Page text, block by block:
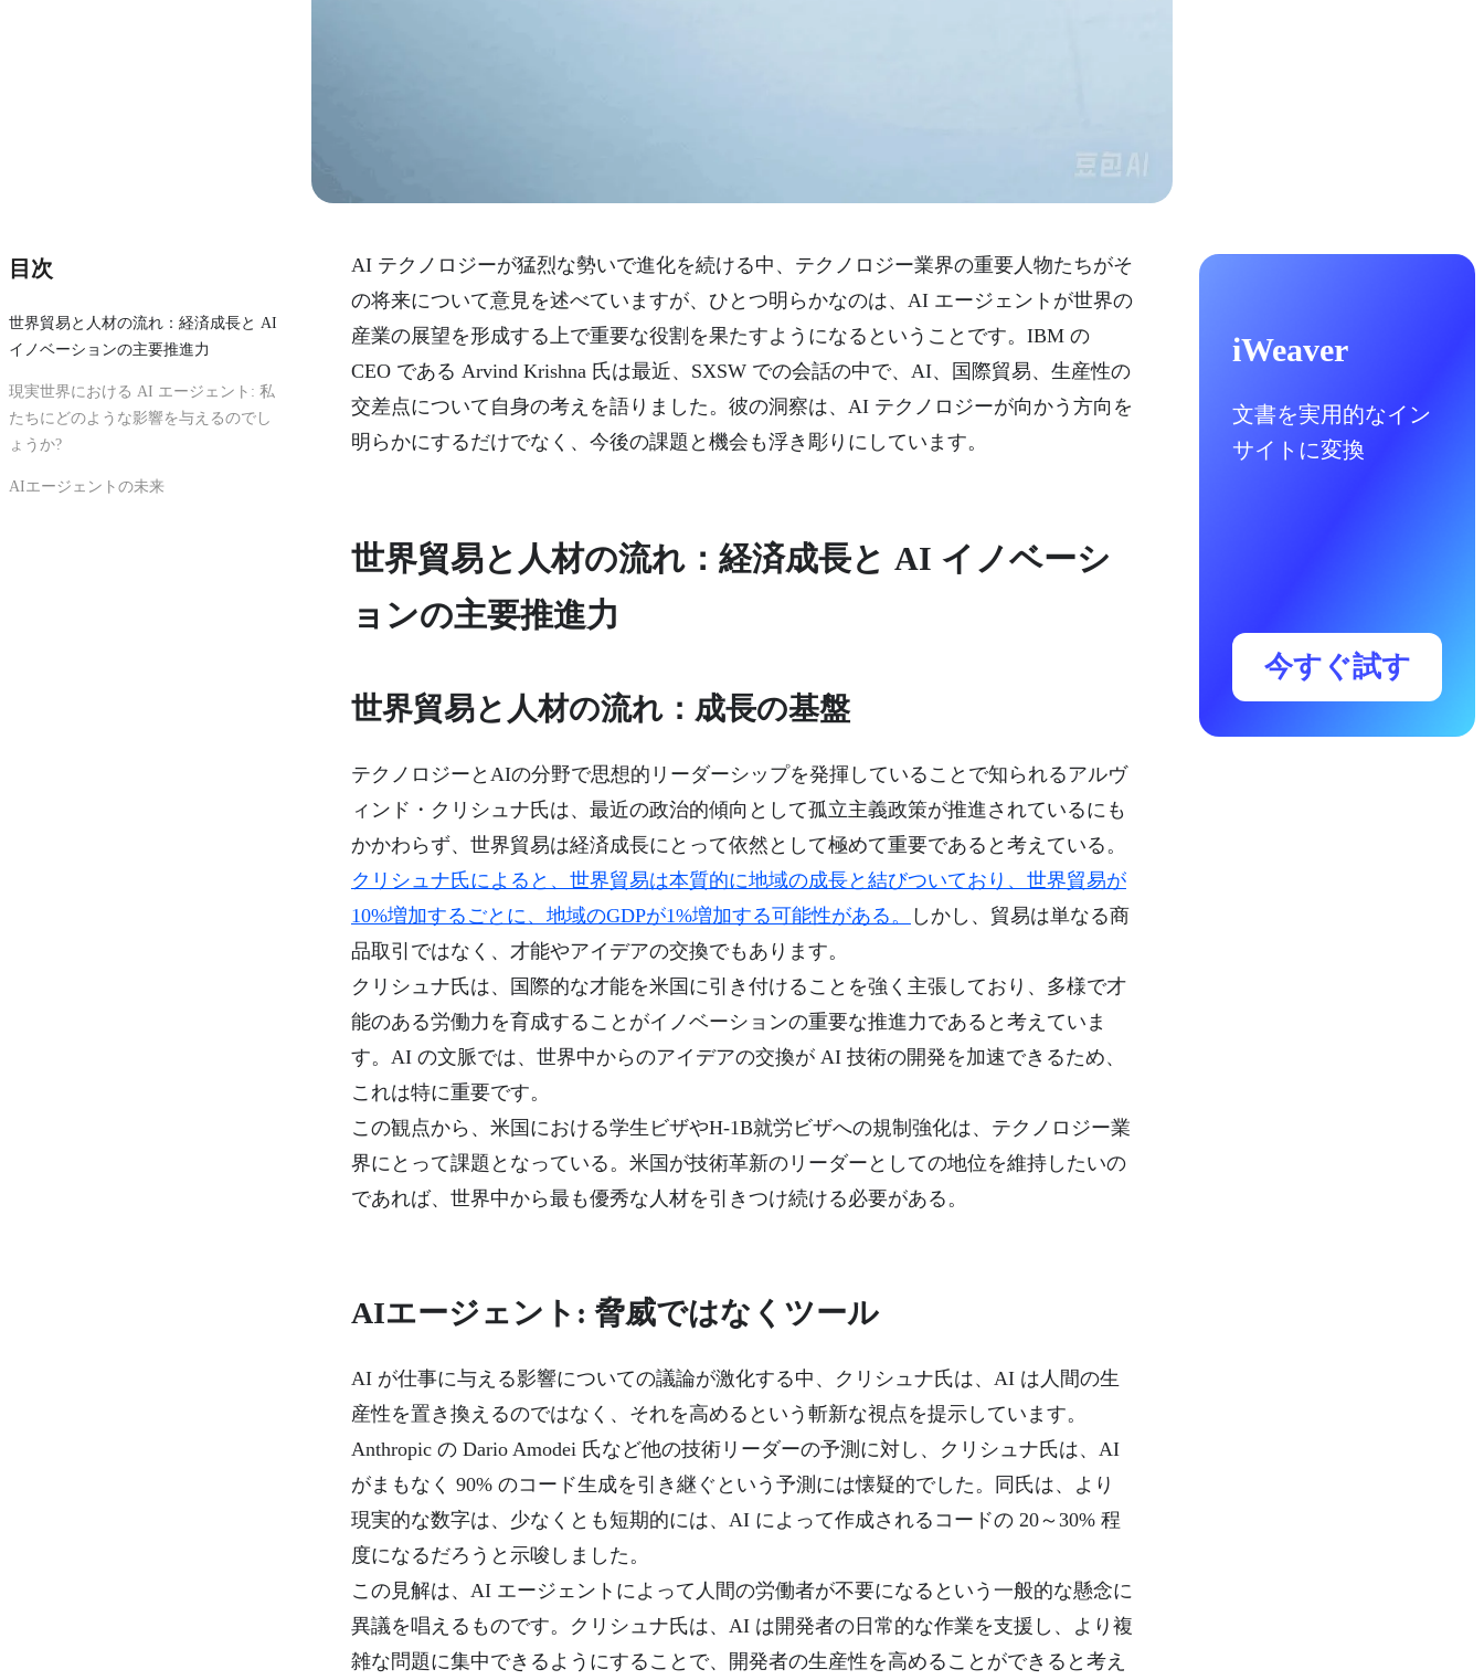
目次
世界貿易と人材の流れ：経済成長と AI
イノベーションの主要推進力
現実世界における AI エージェント: 私
たちにどのような影響を与えるのでし
ょうか?
AIエージェントの未来
AI テクノロジーが猛烈な勢いで進化を続ける中、テクノロジー業界の重要人物たちがそ
の将来について意見を述べていますが、ひとつ明らかなのは、AI エージェントが世界の
産業の展望を形成する上で重要な役割を果たすようになるということです。IBM の
CEO である Arvind Krishna 氏は最近、SXSW での会話の中で、AI、国際貿易、生産性の
交差点について自身の考えを語りました。彼の洞察は、AI テクノロジーが向かう方向を
明らかにするだけでなく、今後の課題と機会も浮き彫りにしています。
世界貿易と人材の流れ：経済成長と AI イノベーシ
ョンの主要推進力
世界貿易と人材の流れ：成長の基盤
テクノロジーとAIの分野で思想的リーダーシップを発揮していることで知られるアルヴ
ィンド・クリシュナ氏は、最近の政治的傾向として孤立主義政策が推進されているにも
かかわらず、世界貿易は経済成長にとって依然として極めて重要であると考えている。
クリシュナ氏によると、世界貿易は本質的に地域の成長と結びついており、世界貿易が
10%増加するごとに、地域のGDPが1%増加する可能性がある。
しかし、貿易は単なる商
品取引ではなく、才能やアイデアの交換でもあります。
クリシュナ氏は、国際的な才能を米国に引き付けることを強く主張しており、多様で才
能のある労働力を育成することがイノベーションの重要な推進力であると考えていま
す。AI の文脈では、世界中からのアイデアの交換が AI 技術の開発を加速できるため、
これは特に重要です。
この観点から、米国における学生ビザやH-1B就労ビザへの規制強化は、テクノロジー業
界にとって課題となっている。米国が技術革新のリーダーとしての地位を維持したいの
であれば、世界中から最も優秀な人材を引きつけ続ける必要がある。
AIエージェント: 脅威ではなくツール
AI が仕事に与える影響についての議論が激化する中、クリシュナ氏は、AI は人間の生
産性を置き換えるのではなく、それを高めるという斬新な視点を提示しています。
Anthropic の Dario Amodei 氏など他の技術リーダーの予測に対し、クリシュナ氏は、AI
がまもなく 90% のコード生成を引き継ぐという予測には懐疑的でした。同氏は、より
現実的な数字は、少なくとも短期的には、AI によって作成されるコードの 20～30% 程
度になるだろうと示唆しました。
この見解は、AI エージェントによって人間の労働者が不要になるという一般的な懸念に
異議を唱えるものです。クリシュナ氏は、AI は開発者の日常的な作業を支援し、より複
雑な問題に集中できるようにすることで、開発者の生産性を高めることができると考え
iWeaver
文書を実用的なイン
サイトに変換
今すぐ試す